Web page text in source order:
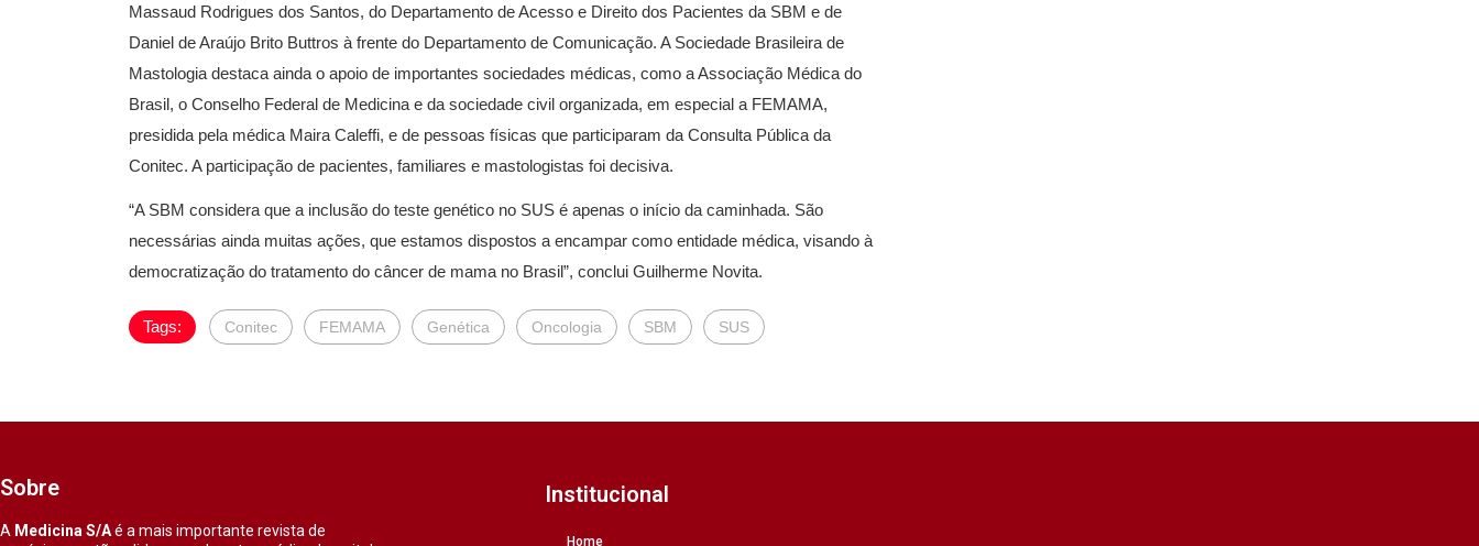
Massaud Rodrigues dos Santos, do Departamento de Acesso e Direito dos Pacientes da SBM e de
Daniel de Araújo Brito Buttros à frente do Departamento de Comunicação. A Sociedade Brasileira de
Mastologia destaca ainda o apoio de importantes sociedades médicas, como a Associação Médica do
Brasil, o Conselho Federal de Medicina e da sociedade civil organizada, em especial a FEMAMA,
presidida pela médica Maira Caleffi, e de pessoas físicas que participaram da Consulta Pública da
Conitec. A participação de pacientes, familiares e mastologistas foi decisiva.
“A SBM considera que a inclusão do teste genético no SUS é apenas o início da caminhada. São
necessárias ainda muitas ações, que estamos dispostos a encampar como entidade médica, visando à
democratização do tratamento do câncer de mama no Brasil”, conclui Guilherme Novita.
Tags: Conitec FEMAMA Genética Oncologia SBM SUS
Sobre
A Medicina S/Aé a mais importante revista de
Institucional
Home